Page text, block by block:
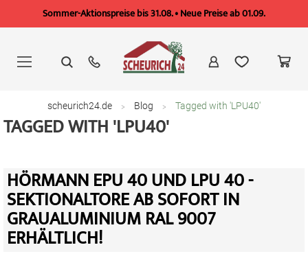
Sommer-Aktionspreise bis 31.08. • Neue Preise ab 01.09.
springen
scheurich24.de Blog Tagged with 'LPU40'
TAGGED WITH 'LPU40'
HÖRMANN EPU 40 UND LPU 40 -
SEKTIONALTORE AB SOFORT IN
GRAUALUMINIUM RAL 9007
ERHÄLTLICH!